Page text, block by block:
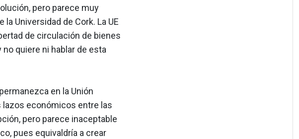
pero parece muy
la Universidad de Cork. La UE
de circulación de bienes
quiere ni hablar de esta
en la Unión
lazos económicos entre las
pero parece inaceptable
pues equivaldría a crear